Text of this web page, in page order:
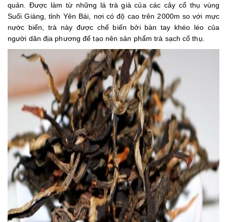
quản. Được làm từ những lá trà già của các cây cổ thụ vùng
Suối Giàng, tỉnh Yên Bái, nơi có độ cao trên 2000m so với mực
nước biển, trà này được chế biến bởi bàn tay khéo léo của
người dân địa phương để tạo nên sản phẩm trà sạch cổ thụ.